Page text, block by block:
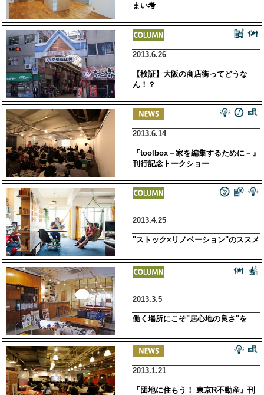
まい考
2013.6.26
【検証】大阪の商店街ってどうな
ん！？
2013.6.14
『toolbox－家を編集するために－』
刊行記念トークショー
2013.4.25
"ストック×リノベーション"のススメ
2013.3.5
働く場所にこそ"居心地の良さ"を
2013.1.21
『団地に住もう！ 東京R不動産』刊